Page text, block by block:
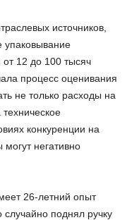
источников,
упаковывание
от 12 до 100 тысяч
процесс оценивания
не только расходы на
конкуренции на
негативно
26-летний опыт
поднял ручку